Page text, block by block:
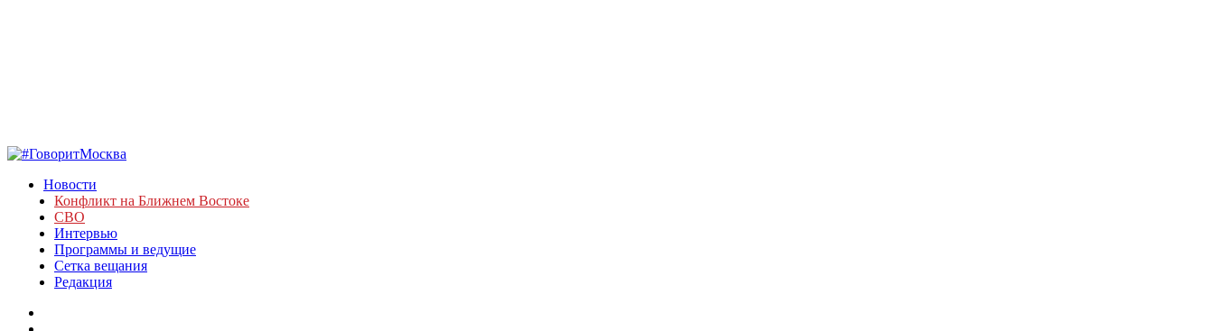
Новости
Конфликт на Ближнем Востоке
СВО
Интервью
Программы и ведущие
Сетка вещания
Редакция